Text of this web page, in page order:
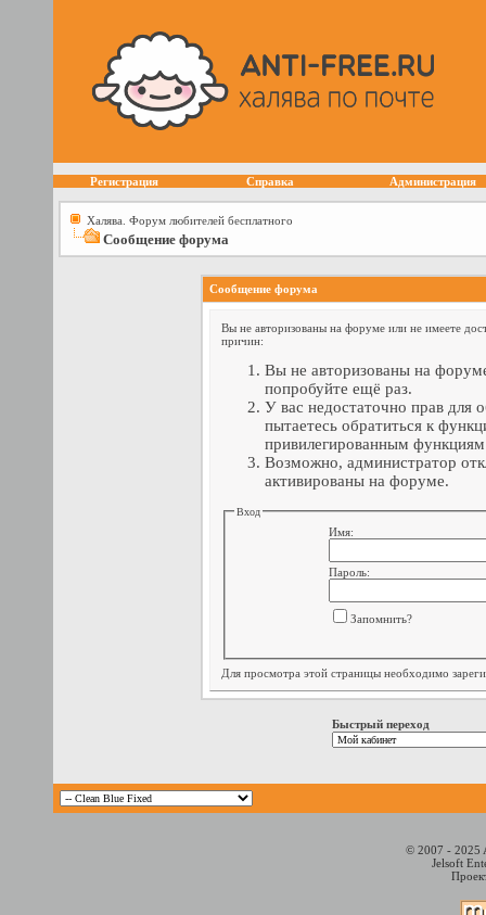
Регистрация Справка Администрация
Халява. Форум любителей бесплатного
Сообщение форума
Сообщение форума
Вы не авторизованы на форуме или не имеете
причин:
Вы не авторизованы на
попробуйте ещё раз.
У вас недостаточно прав для
пытаетесь обратиться к
привилегированным
Возможно, администратор
активированы на форуме.
Вход
Имя:
Пароль:
Запомнить?
Для просмотра этой страницы необходимо
Быстрый переход
© 2007 - 2025
Jelsoft